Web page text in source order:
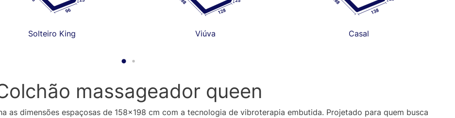
Solteiro King Viúva Casal
massageador queen
as dimensões espaçosas de 158×198 cm com a tecnologia de vibroterapia embutida. Projetado para quem busca